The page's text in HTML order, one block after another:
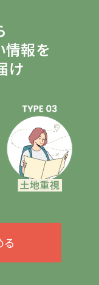
情報を
け
る